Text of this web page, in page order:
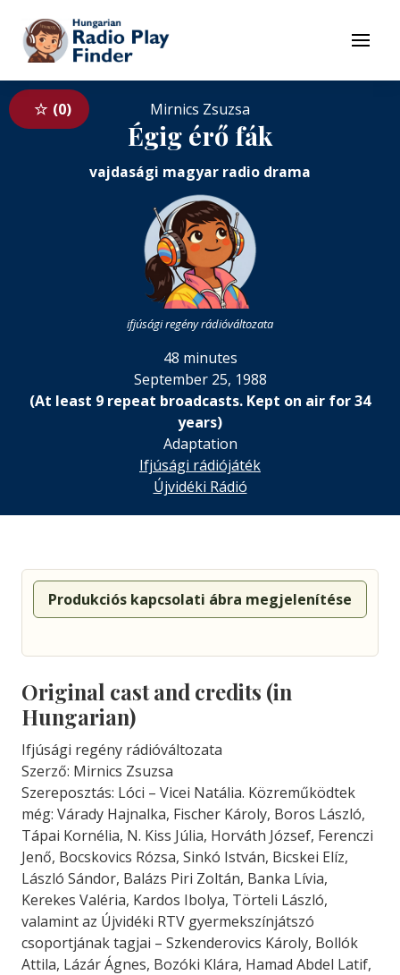
To contents
Menu
0 Mirnics Zsuzsa
Égig érő fák
vajdasági magyar radio drama
ifjúsági regény rádióváltozata
48 minutes
September 25, 1988
(At least 9 repeat broadcasts. Kept on air for 34
years)
Adaptation
Ifjúsági rádiójáték
Újvidéki Rádió
Produkciós kapcsolati ábra megjelenítése
Original cast and credits (in
Hungarian)
Ifjúsági regény rádióváltozata
Szerző: Mirnics Zsuzsa
Szereposztás: Lóci – Vicei Natália. Közreműködtek
még: Várady Hajnalka, Fischer Károly, Boros László,
Tápai Kornélia, N. Kiss Júlia, Horváth József, Ferenczi
Jenő, Bocskovics Rózsa, Sinkó István, Bicskei Elíz,
László Sándor, Balázs Piri Zoltán, Banka Lívia,
Kerekes Valéria, Kardos Ibolya, Törteli László,
valamint az Újvidéki RTV gyermekszínjátszó
csoportjának tagjai – Szkenderovics Károly, Bollók
Attila, Lázár Ágnes, Bozóki Klára, Hamad Abdel Latif,